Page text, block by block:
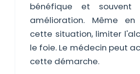
bénéfique et souvent
amélioration. Même
cette situation, limiter
le foie. Le médecin peut
cette démarche.